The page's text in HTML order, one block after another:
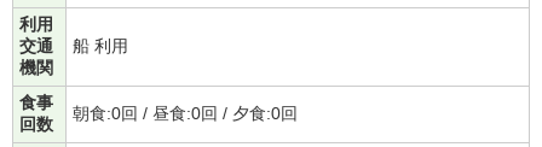
利用
交通
機関
船 利用
食事
回数
朝食:0回 / 昼食:0回 / 夕食:0回